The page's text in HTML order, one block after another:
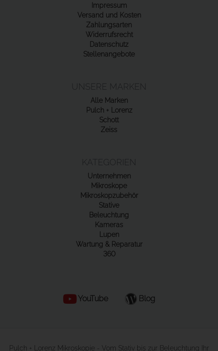
Impressum
Versand und Kosten
Zahlungsarten
Widerrufsrecht
Datenschutz
Stellenangebote
UNSERE MARKEN
Alle Marken
Pulch + Lorenz
Schott
Zeiss
KATEGORIEN
Unternehmen
Mikroskope
Mikroskopzubehör
Stative
Beleuchtung
Kameras
Lupen
Wartung & Reparatur
360
YouTube Blog
Pulch + Lorenz Mikroskopie - Vom Stativ bis zur Beleuchtung Ihr